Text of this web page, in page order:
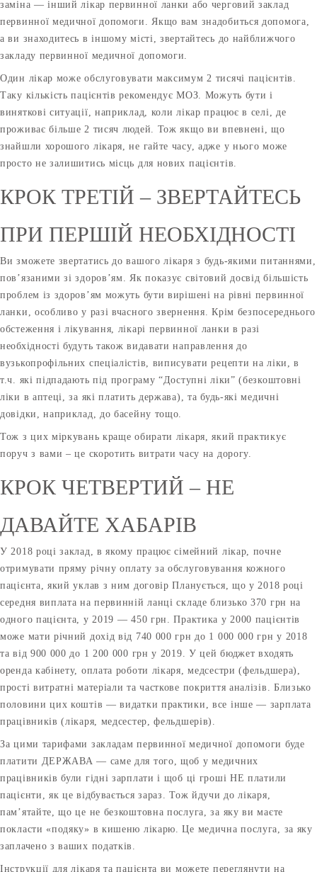
заміна — інший лікар первинної ланки або черговий заклад
первинної медичної допомоги. Якщо вам знадобиться допомога,
а ви знаходитесь в іншому місті, звертайтесь до найближчого
закладу первинної медичної допомоги.
Один лікар може обслуговувати максимум 2 тисячі пацієнтів.
Таку кількість пацієнтів рекомендує МОЗ. Можуть бути і
виняткові ситуації, наприклад, коли лікар працює в селі, де
проживає більше 2 тисяч людей. Тож якщо ви впевнені, що
знайшли хорошого лікаря, не гайте часу, адже у нього може
просто не залишитись місць для нових пацієнтів.
КРОК ТРЕТІЙ – ЗВЕРТАЙТЕСЬ
ПРИ ПЕРШІЙ НЕОБХІДНОСТІ
Ви зможете звертатись до вашого лікаря з будь-якими питаннями,
пов’язаними зі здоров’ям. Як показує світовий досвід більшість
проблем із здоров’ям можуть бути вирішені на рівні первинної
ланки, особливо у разі вчасного звернення. Крім безпосереднього
обстеження і лікування, лікарі первинної ланки в разі
необхідності будуть також видавати направлення до
вузькопрофільних спеціалістів, виписувати рецепти на ліки, в
т.ч. які підпадають під програму “Доступні ліки” (безкоштовні
ліки в аптеці, за які платить держава), та будь-які медичні
довідки, наприклад, до басейну тощо.
Тож з цих міркувань краще обирати лікаря, який практикує
поруч з вами – це скоротить витрати часу на дорогу.
КРОК ЧЕТВЕРТИЙ – НЕ
ДАВАЙТЕ ХАБАРІВ
У 2018 році заклад, в якому працює сімейний лікар, почне
отримувати пряму річну оплату за обслуговування кожного
пацієнта, який уклав з ним договір Планується, що у 2018 році
середня виплата на первинній ланці складе близько 370 грн на
одного пацієнта, у 2019 — 450 грн. Практика у 2000 пацієнтів
може мати річний дохід від 740 000 грн до 1 000 000 грн у 2018
та від 900 000 до 1 200 000 грн у 2019. У цей бюджет входять
оренда кабінету, оплата роботи лікаря, медсестри (фельдшера),
прості витратні матеріали та часткове покриття аналізів. Близько
половини цих коштів — видатки практики, все інше — зарплата
працівників (лікаря, медсестер, фельдшерів).
За цими тарифами закладам первинної медичної допомоги буде
платити ДЕРЖАВА — саме для того, щоб у медичних
працівників були гідні зарплати і щоб ці гроші НЕ платили
пацієнти, як це відбувається зараз. Тож йдучи до лікаря,
пам’ятайте, що це не безкоштовна послуга, за яку ви маєте
покласти «подяку» в кишеню лікарю. Це медична послуга, за яку
заплачено з ваших податків.
Інструкції для лікаря та пацієнта ви можете переглянути на